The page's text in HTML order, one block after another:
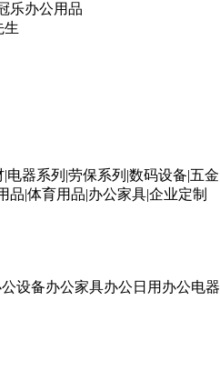
乐办公用品
生
器系列|劳保系列|数码设备|五金
品|体育用品|办公家具|企业定制
设备办公家具办公日用 办公电器